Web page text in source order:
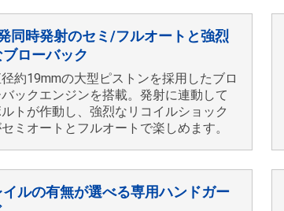
同時発射のセミ/フルオートと強烈
ブローバック
約19mmの大型ピストンを採用したブロ
ックエンジンを搭載。発射に連動して
トが作動し、強烈なリコイルショック
ミオートとフルオートで楽しめます。
イルの有無が選べる専用ハンドガー